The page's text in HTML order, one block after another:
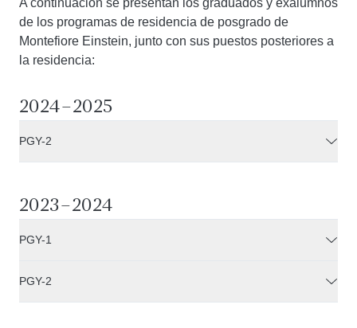
A continuación se presentan los graduados y exalumnos
de los programas de residencia de posgrado de
Montefiore Einstein, junto con sus puestos posteriores a
la residencia:
2024–2025
PGY-2
2023–2024
PGY-1
PGY-2